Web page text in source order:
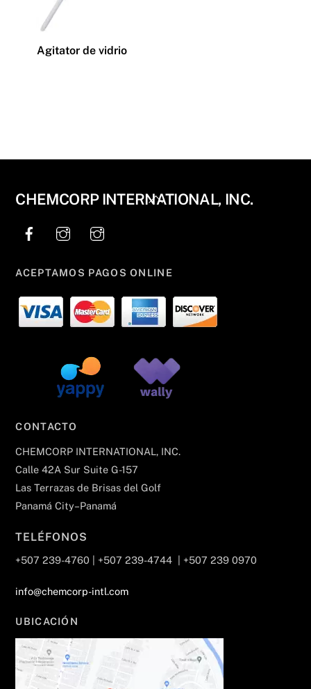
Agitator de vidrio
Back
CHEMCORP INTERNATIONAL, INC.
ACEPTAMOS PAGOS ONLINE
CONTACTO
CHEMCORP INTERNATIONAL, INC.
Calle 42A Sur Suite G-157
Las Terrazas de Brisas del Golf
Panamá City–Panamá
TELÉFONOS
+507 239-4760 | +507 239-4744 | +507 239 0970
info@chemcorp-intl.com
UBICACIÓN